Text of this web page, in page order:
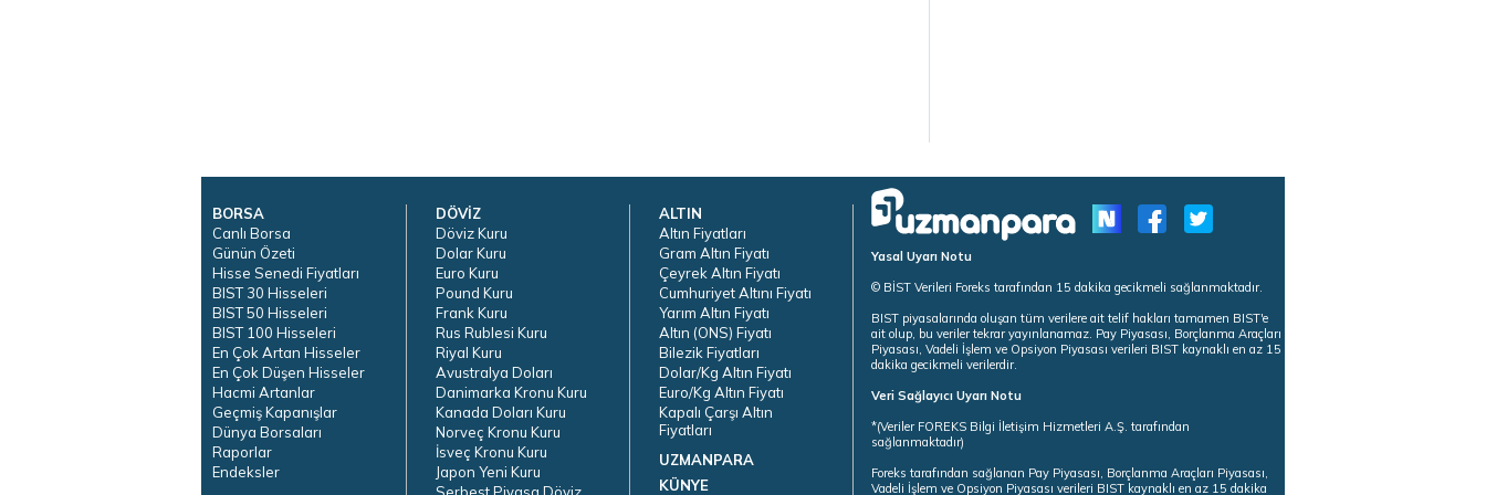
BORSA
Canlı Borsa
Günün Özeti
Hisse Senedi Fiyatları
BIST 30 Hisseleri
BIST 50 Hisseleri
BIST 100 Hisseleri
En Çok Artan Hisseler
En Çok Düşen Hisseler
Hacmi Artanlar
Geçmiş Kapanışlar
Dünya Borsaları
Raporlar
Endeksler
DÖVİZ
Döviz Kuru
Dolar Kuru
Euro Kuru
Pound Kuru
Frank Kuru
Rus Rublesi Kuru
Riyal Kuru
Avustralya Doları
Danimarka Kronu Kuru
Kanada Doları Kuru
Norveç Kronu Kuru
İsveç Kronu Kuru
Japon Yeni Kuru
Serbest Piyasa Döviz
ALTIN
Altın Fiyatları
Gram Altın Fiyatı
Çeyrek Altın Fiyatı
Cumhuriyet Altını Fiyatı
Yarım Altın Fiyatı
Altın (ONS) Fiyatı
Bilezik Fiyatları
Dolar/Kg Altın Fiyatı
Euro/Kg Altın Fiyatı
Kapalı Çarşı Altın
Fiyatları
UZMANPARA
KÜNYE
Yasal Uyarı Notu
© BİST Verileri Foreks tarafından 15 dakika gecikmeli sağlanmaktadır.
BIST piyasalarında oluşan tüm verilere ait telif hakları tamamen BIST'e
ait olup, bu veriler tekrar yayınlanamaz. Pay Piyasası, Borçlanma Araçları
Piyasası, Vadeli İşlem ve Opsiyon Piyasası verileri BIST kaynaklı en az 15
dakika gecikmeli verilerdir.
Veri Sağlayıcı Uyarı Notu
*(Veriler FOREKS Bilgi İletişim Hizmetleri A.Ş. tarafından
sağlanmaktadır)
Foreks tarafından sağlanan Pay Piyasası, Borçlanma Araçları Piyasası,
Vadeli İşlem ve Opsiyon Piyasası verileri BIST kaynaklı en az 15 dakika